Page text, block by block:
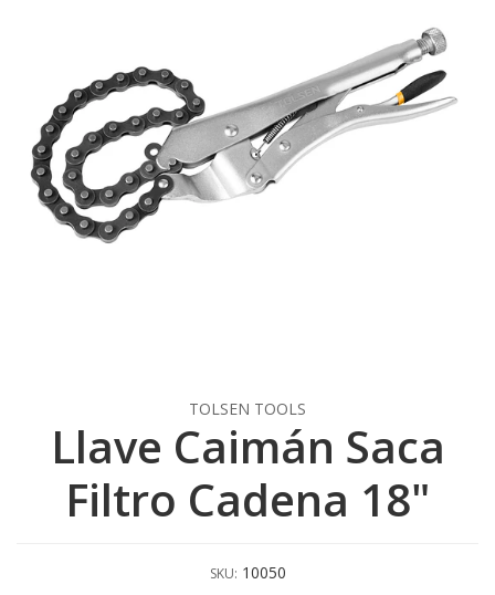
TOLSEN TOOLS
Llave Caimán Saca
Filtro Cadena 18"
SKU: 10050